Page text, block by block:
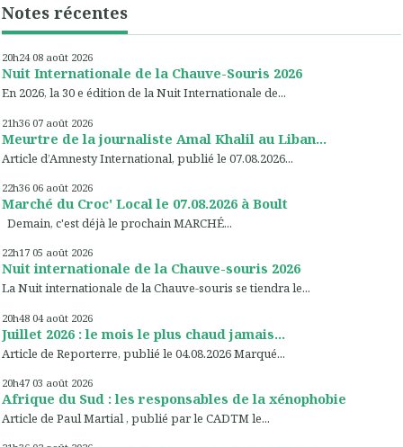
Notes récentes
20h24 08 août 2026
Nuit Internationale de la Chauve-Souris 2026
En 2026, la 30 e édition de la Nuit Internationale de...
21h36 07 août 2026
Meurtre de la journaliste Amal Khalil au Liban...
Article d’Amnesty International, publié le 07.08.2026...
22h36 06 août 2026
Marché du Croc' Local le 07.08.2026 à Boult
Demain, c'est déjà le prochain MARCHÉ...
22h17 05 août 2026
Nuit internationale de la Chauve-souris 2026
La Nuit internationale de la Chauve-souris se tiendra le...
20h48 04 août 2026
Juillet 2026 : le mois le plus chaud jamais...
Article de Reporterre, publié le 04.08.2026 Marqué...
20h47 03 août 2026
Afrique du Sud : les responsables de la xénophobie
Article de Paul Martial , publié par le CADTM le...